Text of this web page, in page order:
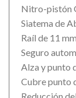
Nitro-pistón
Siatema de
Raíl de 11
Seguro
Alza y punto
Cubre punto